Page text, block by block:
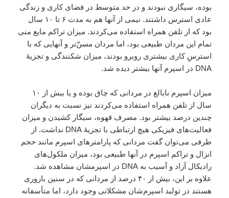
بوده، سیگاری نبودند و در حد متوسط در فضای کاری و زندگی
عادی استرس داشتند. نیمی از آنها هم به مدت ۶ تا ۱۰ سال
بود که از تلفن همراه استفاده می‌کردند. میزان تراکم مایع منی
تمام این مردان طبیعی بود، اما مردان مسنّ‌تر و آنهایی که با
استرسِ کاری بیشتری روبرو بودند، میزان شکنندگی و تجزیهٔ
DNA در اسپرم آنها بیشتر دیده شد.
میزان اسپرم نابالغ در مردانی که چاق بوده و یا بیش از ۱۰
سال از تلفن همراه استفاده می‌کردند نیز نسبت به دیگران
چندین درصد بیشتر بود. مصرف قهوه، سیگار کشیدن و میزان
فعالیت‌های فیزیکی هیچ ارتباطی با تجزیهٔ DNA نداشت. از
طرفی می‌توان گفت مردانی که پارامترهای اسپرم مانند حجم
انزال و تراکم اسپرم در آنها طبیعی بود، میزان ملکول‌های
رادیکال آزاد و آسیب به DNA در اسپرمشان مشاهده شد.
علاوه بر این، بیش از ۴۰ درصد از مردانی که در سنین باروری
هستند در تولید اسپرم‌شان مشکلاتی وجود دارد، اما متأسفانه